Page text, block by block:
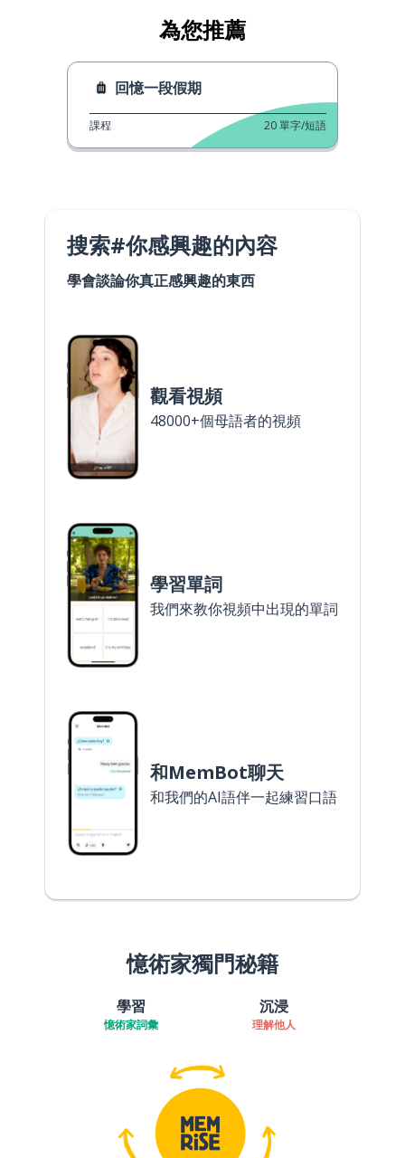
為您推薦
回憶一段假期
課程 20單字/短語
搜索#你感興趣的內容
學會談論你真正感興趣的東西
觀看視頻
48000+個母語者的視頻
學習單詞
我們來教你視頻中出現的單詞
和MemBot聊天
和我們的AI語伴一起練習口語
憶術家獨門秘籍
學習
憶術家詞彙
沉浸
理解他人